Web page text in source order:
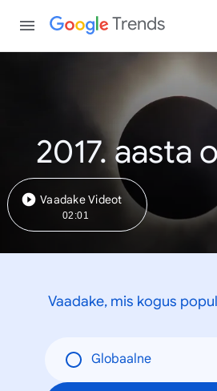
Trends
2017. aasta
Vaadake Videot
02:01
Vaadake, mis kogus
Globaalne